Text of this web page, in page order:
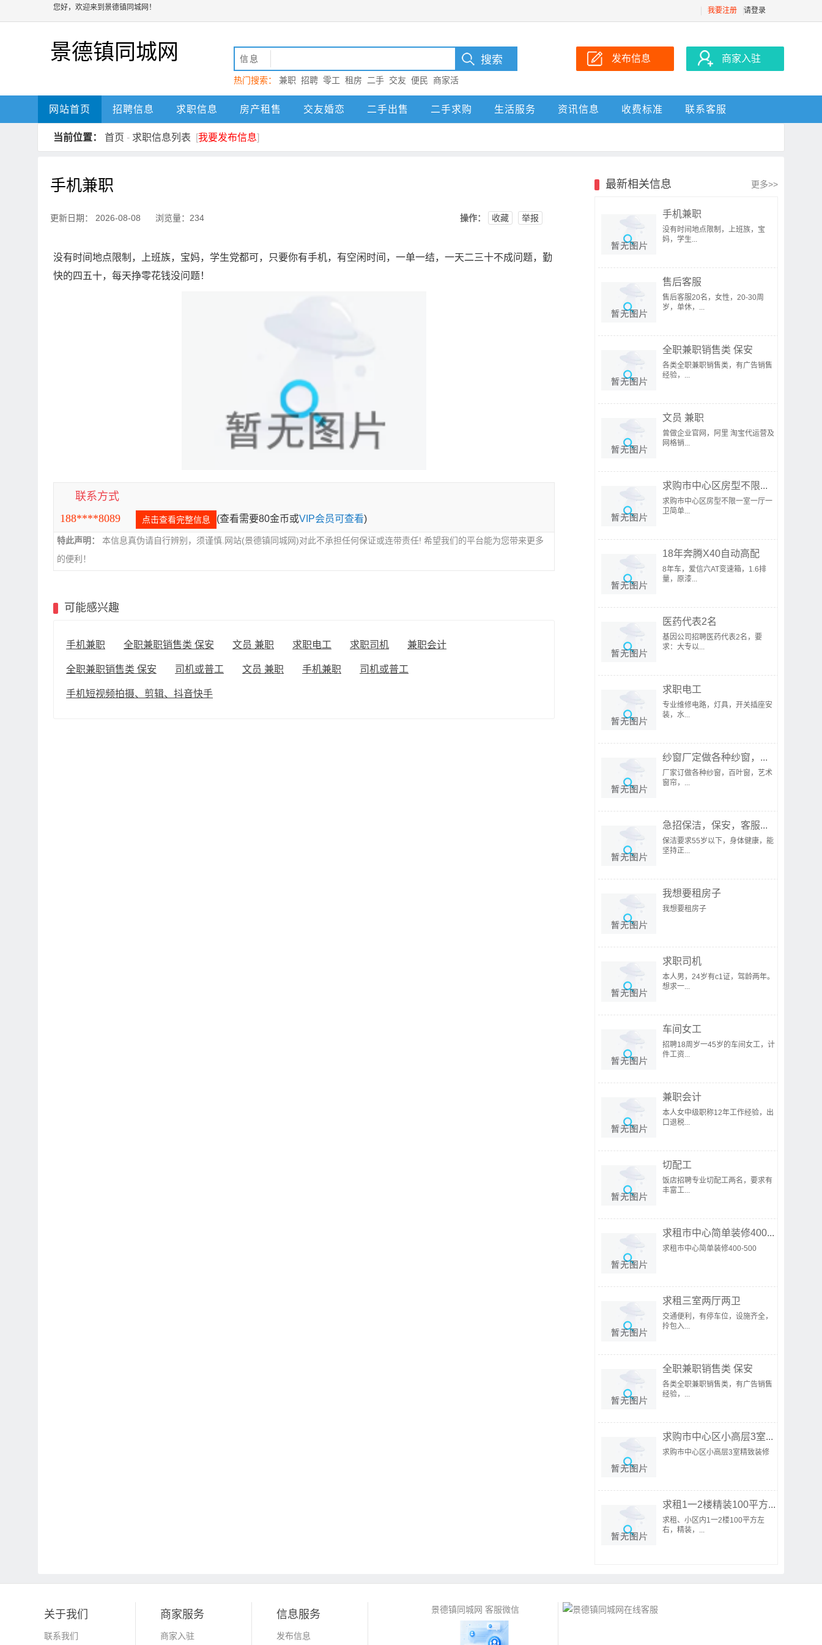
您好，欢迎来到景德镇同城网！ 我要注册 请登录
景德镇同城网 信息
热门搜索： 兼职 招聘 零工 租房 二手 交友 便民
商家活
动 景德镇
发布信息 商家入驻
网站首页 招聘信息 求职信息 房产租售 交友婚恋 二手出售 二手求购 生活服务 资讯信息 收费标准 联系客服
当前位置： 首页 - 求职信息列表 [我要发布信息]
手机兼职
更新日期： 2026-08-08 浏览量：234 操作： 收藏 举报
没有时间地点限制，上班族，宝妈，学生党都可，只要你有手机，有空闲时间，一单一结，一天二三十不成问题，勤
快的四五十，每天挣零花钱没问题！
联系方式
188****8089
点击查看完整信息 (查看需要80金币或VIP会员可查看)
特此声明：
本信息真伪请自行辨别，须谨慎.网站(景德镇同城网)对此不承担任何保证或连带责任! 希望我们的平台能为您带来更多
的便利！
可能感兴趣
手机兼职 全职兼职销售类 保安 文员 兼职 求职电工 求职司机 兼职会计
全职兼职销售类 保安 司机或普工 文员 兼职 手机兼职 司机或普工
手机短视频拍摄、剪辑、抖音快手
最新相关信息 更多>>
手机兼职
没有时间地点限制，上班族，宝
妈，学生...
售后客服
售后客服20名，女性，20-30周
岁，单休，...
全职兼职销售类 保安
各类全职兼职销售类，有广告销售
经验，...
文员 兼职
曾做企业官网，阿里 淘宝代运营及
网格销...
求购市中心区房型不限...
求购市中心区房型不限一室一厅一
卫简单...
18年奔腾X40自动高配
8年车，爱信六AT变速箱，1.6排
量，原漆...
医药代表2名
基因公司招聘医药代表2名，要
求：大专以...
求职电工
专业维修电路，灯具，开关插座安
装，水...
纱窗厂定做各种纱窗，...
厂家订做各种纱窗，百叶窗，艺术
窗帘，...
急招保洁，保安，客服...
保洁要求55岁以下，身体健康，能
坚持正...
我想要租房子
我想要租房子
求职司机
本人男，24岁有c1证，驾龄两年。
想求一...
车间女工
招聘18周岁一45岁的车间女工，计
件工资...
兼职会计
本人女中级职称12年工作经验，出
口退税...
切配工
饭店招聘专业切配工两名，要求有
丰富工...
求租市中心简单装修400...
求租市中心简单装修400-500
求租三室两厅两卫
交通便利，有停车位，设施齐全，
拎包入...
全职兼职销售类 保安
各类全职兼职销售类，有广告销售
经验，...
求购市中心区小高层3室...
求购市中心区小高层3室精致装修
求租1一2楼精装100平方...
求租、小区内1一2楼100平方左
右，精装，...
关于我们
联系我们
商家服务
商家入驻
信息服务
发布信息
景德镇同城网 客服微信